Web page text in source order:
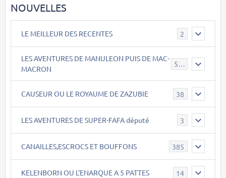
NOUVELLES
LE MEILLEUR DES RECENTES 2
LES AVENTURES DE MANULEON PUIS DE MAC-
MACRON
543
CAUSEUR OU LE ROYAUME DE ZAZUBIE 38
LES AVENTURES DE SUPER-FAFA député 3
CANAILLES,ESCROCS ET BOUFFONS 385
KELENBORN OU L'ENARQUE A 5 PATTES 14